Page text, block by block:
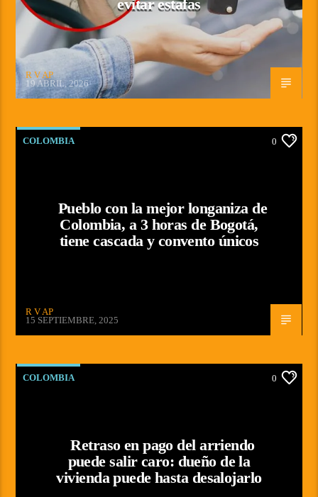
evitar estafas
R V AP
19 ABRIL, 2026
COLOMBIA 0
Pueblo con la mejor longaniza de
Colombia, a 3 horas de Bogotá,
tiene cascada y convento únicos
R V AP
15 SEPTIEMBRE, 2025
COLOMBIA 0
Retraso en pago del arriendo
puede salir caro: dueño de la
vivienda puede hasta desalojarlo